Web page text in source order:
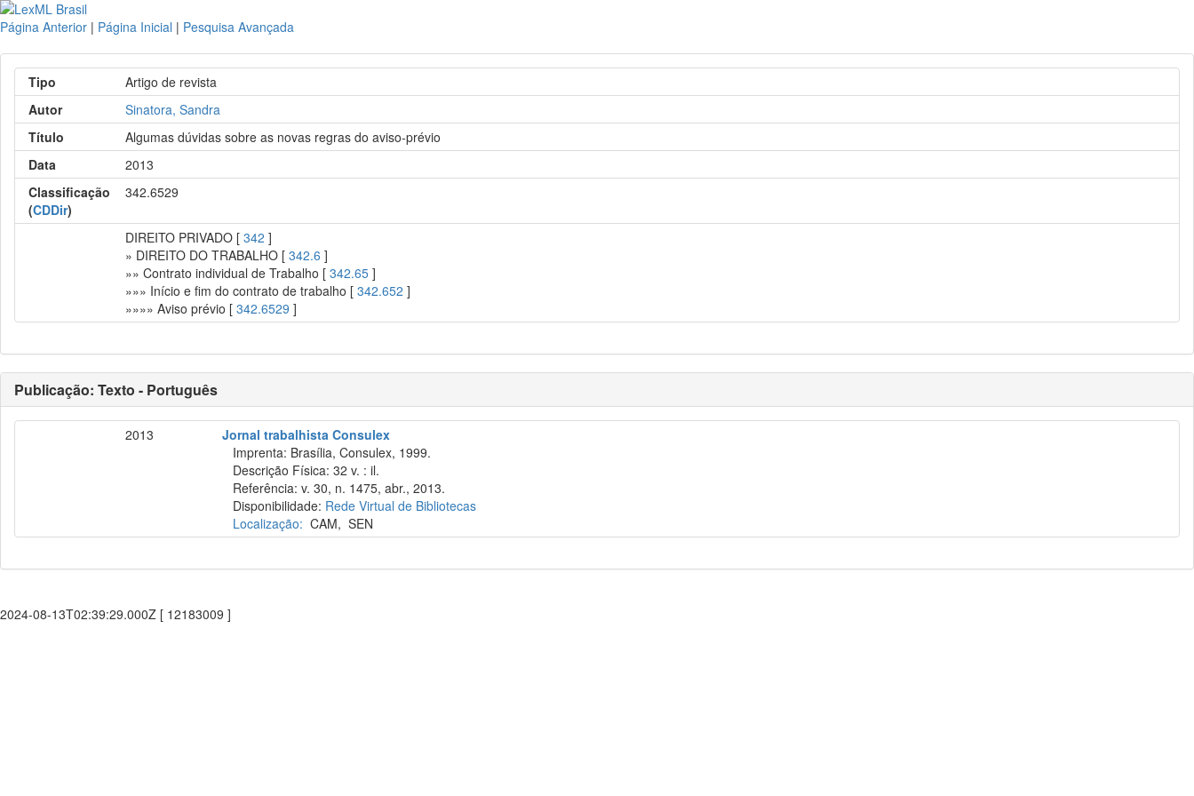
Página Anterior | Página Inicial | Pesquisa Avançada
Tipo
Artigo de revista
Autor
Sinatora, Sandra
Título
Algumas dúvidas sobre as novas regras do aviso-prévio
Data
2013
Classificação
(CDDir)
342.6529
DIREITO PRIVADO [342 ]
» DIREITO DO TRABALHO [342.6 ]
»» Contrato individual de Trabalho [342.65 ]
»»» Início e fim do contrato de trabalho [342.652 ]
»»»» Aviso prévio [342.6529 ]
Publicação: Texto - Português
2013
Jornal trabalhista Consulex
Imprenta: Brasília, Consulex, 1999.
Descrição Física: 32 v. : il.
Referência: v. 30, n. 1475, abr., 2013.
Disponibilidade: Rede Virtual de Bibliotecas
Localização: CAM,SEN
2024-08-13T02:39:29.000Z [ 12183009 ]